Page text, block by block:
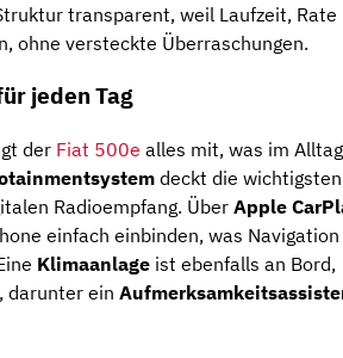
transparent, weil Laufzeit, Rate
ohne versteckte Überraschungen.
jeden Tag
der Fiat 500e alles mit, was im Alltag
deckt die wichtigsten
Radioempfang. ÜberApple
einfach einbinden, was Navigation
Klimaanlage ist ebenfalls an Bord,
darunter ein